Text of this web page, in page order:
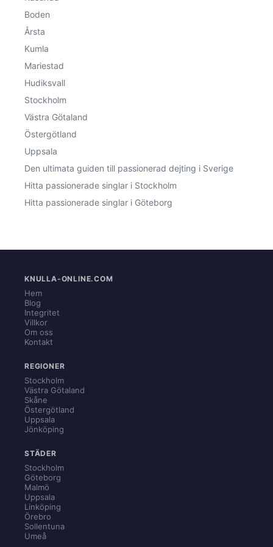
Boden
Årsta
Kumla
Mariestad
Hudiksvall
Stockholm
Västra Götaland
Östergötland
Uppsala
Den ultimata guiden till passionerad dejting i Sverige
Hitta passionerade singlar i Stockholm
Hitta passionerade singlar i Göteborg
KNULLA-ONLINE.COM
Hem
Blog
Integritet
Villkor
Om oss
Kontakt
REGIONER
Stockholm
Västra Götaland
Skåne
Östergötland
Uppsala
Jönköping
STÄDER
Stockholm
Göteborg
Malmö
Uppsala
Linköping
Örebro
Sollentuna
Umeå